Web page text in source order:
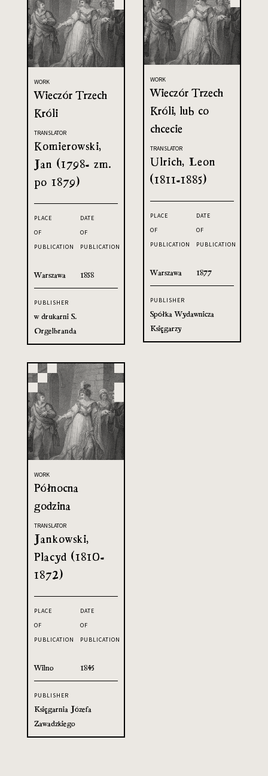
WORK
Wieczór Trzech
Króli, lub co
chcecie
TRANSLATOR
Ulrich, Leon
(1811-1885)
PLACE
OF
PUBLICATION
Warszawa
DATE
OF
PUBLICATION
1877
PUBLISHER
Spółka Wydawnicza
Księgarzy
WORK
Wieczór Trzech
Króli
TRANSLATOR
Komierowski,
Jan (1798- zm.
po 1879)
PLACE
OF
PUBLICATION
Warszawa
DATE
OF
PUBLICATION
1858
PUBLISHER
w drukarni S.
Orgelbranda
WORK
Północna
godzina
TRANSLATOR
Jankowski,
Placyd (1810-
1872)
PLACE
OF
PUBLICATION
Wilno
DATE
OF
PUBLICATION
1845
PUBLISHER
Księgarnia Józefa
Zawadzkiego